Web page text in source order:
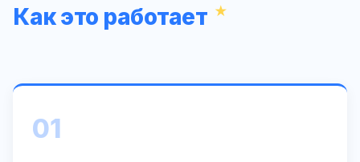
Как это работает
01